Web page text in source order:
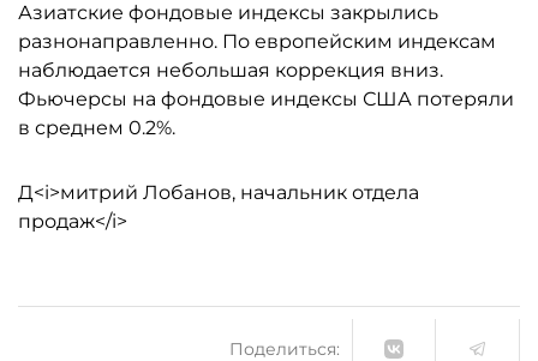
Азиатские фондовые индексы закрылись
разнонаправленно. По европейским индексам
наблюдается небольшая коррекция вниз.
Фьючерсы на фондовые индексы США потеряли
в среднем 0.2%.
Д<i>митрий Лобанов, начальник отдела
продаж</i>
Поделиться: